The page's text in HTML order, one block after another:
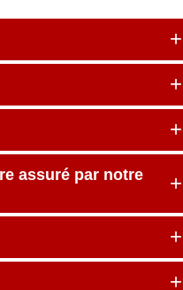
assuré par notre